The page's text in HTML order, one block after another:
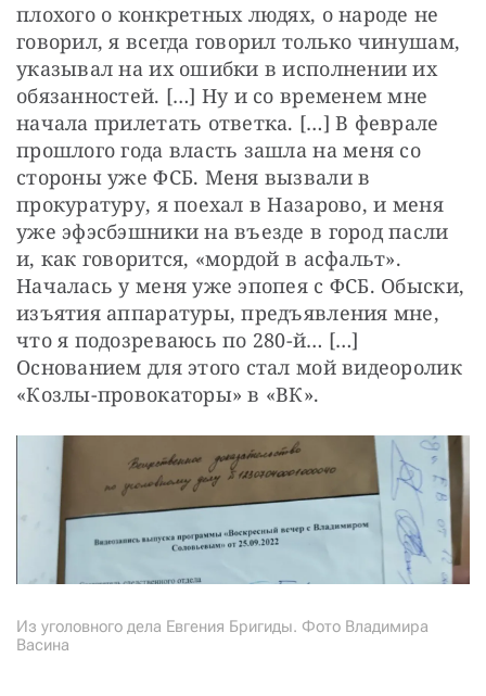
плохого о конкретных людях, о народе не
говорил, я всегда говорил только чинушам,
указывал на их ошибки в исполнении их
обязанностей. […] Ну и со временем мне
начала прилетать ответка. […] В феврале
прошлого года власть зашла на меня со
стороны уже ФСБ. Меня вызвали в
прокуратуру, я поехал в Назарово, и меня
уже эфэсбэшники на въезде в город пасли
и, как говорится, «мордой в асфальт».
Началась у меня уже эпопея с ФСБ. Обыски,
изъятия аппаратуры, предъявления мне,
что я подозреваюсь по 280-й… […]
Основанием для этого стал мой видеоролик
«Козлы-провокаторы» в «ВК».
Из уголовного дела Евгения Бригиды. Фото Владимира
Васина